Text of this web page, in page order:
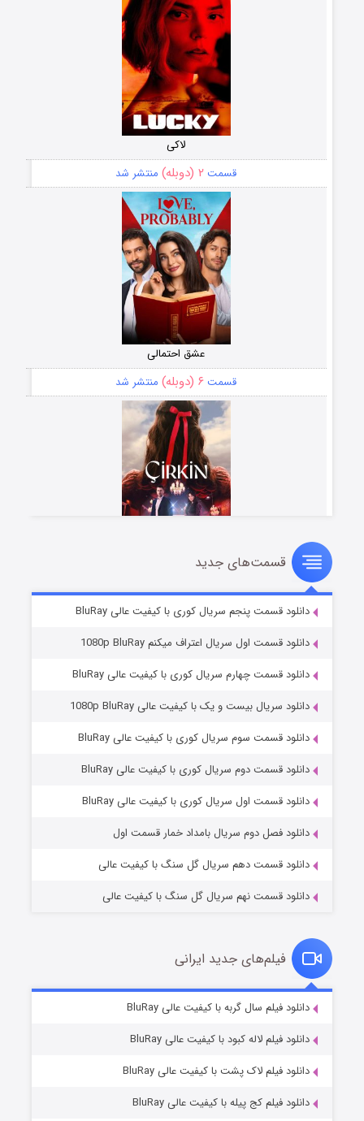
لاکی
قسمت ۲ (دوبله) منتشر شد
عشق احتمالی
قسمت ۶ (دوبله) منتشر شد
سریال زشت
قسمت۵ (زیرنویس) منتشر شد
وستی ها
قسمت۱ (زیرنویس) منتشر شد
قسمت۶ (زیرنویس) منتشر شد
قسمت‌های جدید
دانلود قسمت پنجم سریال کوری با کیفیت عالی BluRay
دانلود قسمت اول سریال اعتراف میکنم 1080p BluRay
دانلود قسمت چهارم سریال کوری با کیفیت عالی BluRay
دانلود سریال بیست و یک با کیفیت عالی 1080p BluRay
دانلود قسمت سوم سریال کوری با کیفیت عالی BluRay
دانلود قسمت دوم سریال کوری با کیفیت عالی BluRay
دانلود قسمت اول سریال کوری با کیفیت عالی BluRay
دانلود فصل دوم سریال بامداد خمار قسمت اول
دانلود قسمت دهم سریال گل سنگ با کیفیت عالی
دانلود قسمت نهم سریال گل سنگ با کیفیت عالی
فیلم‌های جدید ایرانی
دانلود فیلم سال گربه با کیفیت عالی BluRay
دانلود فیلم لاله کبود با کیفیت عالی BluRay
دانلود فیلم لاک پشت با کیفیت عالی BluRay
دانلود فیلم کج‌ پیله با کیفیت عالی BluRay